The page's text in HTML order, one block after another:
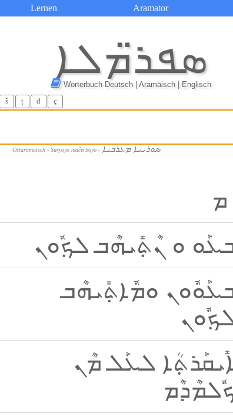
Lernen Aramator
ܣܦܪ̈ܡܠܐ
Wörterbuch Deutsch | Aramäisch | Englisch
ŝ ț đ ç
Ostaramäisch - Suryoyo maĉerboyo - ܣܘܪܝܝܐ ܡܥܪܒܝܐ
ܡ
ܘ ܢܶܬ݂ܺܝܗܶܒ ܠܟ݂ܽܘܢ
ܘܡܽܐܬ݂ܺܝܗܶܒ
ܠܥܰܠ ܡܶܢ